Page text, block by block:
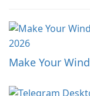
Make Your